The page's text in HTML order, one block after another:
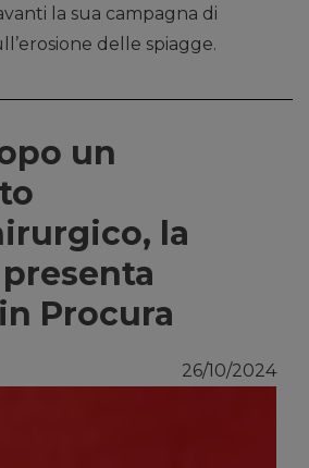
la sua campagna di
delle spiagge.
un
la
Procura
26/10/2024